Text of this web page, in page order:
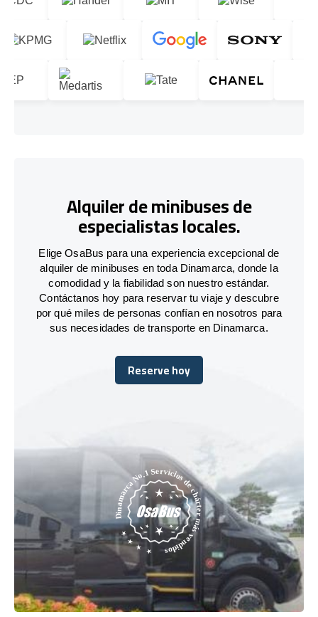
Alquiler de minibuses de
especialistas locales.
Elige OsaBus para una experiencia excepcional de
alquiler de minibuses en toda Dinamarca, donde la
comodidad y la fiabilidad son nuestro estándar.
Contáctanos hoy para reservar tu viaje y descubre
por qué miles de personas confían en nosotros para
sus necesidades de transporte en Dinamarca.
Reserve hoy
Reserve hoy